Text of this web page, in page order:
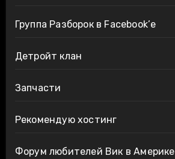
Группа Разборок в Facebook’е
Детройт клан
Запчасти
Рекомендую хостинг
Форум любителей Вик в Америке